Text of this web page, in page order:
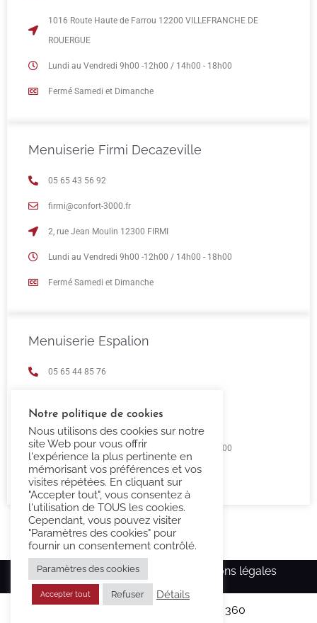
1016 Route Haute de Farrou 12200 VILLEFRANCHE DE
ROUERGUE
Lundi au Vendredi 9h00 -12h00 / 14h00 - 18h00
Fermé Samedi et Dimanche
Menuiserie Firmi Decazeville
05 65 43 56 92
firmi@confort-3000.fr
2, rue Jean Moulin 12300 FIRMI
Lundi au Vendredi 9h00 -12h00 / 14h00 - 18h00
Fermé Samedi et Dimanche
Menuiserie Espalion
05 65 44 85 76
23 Boulevard de Guizard 12500 Espalion
Lundi au Vendredi 9h00 -12h00 / 14h00 - 18h00
Fermé Samedi et Dimanche
Copyright Confort-3000.fr – Mentions légales
Réalisé par l’agence Ma Com 360
Notre politique de cookies
Nous utilisons des cookies sur notre
site Web pour vous offrir
l'expérience la plus pertinente en
mémorisant vos préférences et vos
visites répétées. En cliquant sur
"Accepter tout", vous consentez à
l'utilisation de TOUS les cookies.
Cependant, vous pouvez visiter
"Paramètres des cookies" pour
fournir un consentement contrôlé.
Paramètres des cookies
Accepter tout Refuser Détails